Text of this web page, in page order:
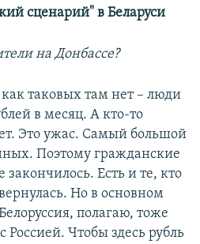
сценарий" в Беларуси
на Донбассе?
таковых там нет – люди
в месяц. А кто-то
Это ужас. Самый большой
Поэтому гражданские
закончилось. Есть и те, кто
Но в основном
полагаю, тоже
Россией. Чтобы здесь рубль